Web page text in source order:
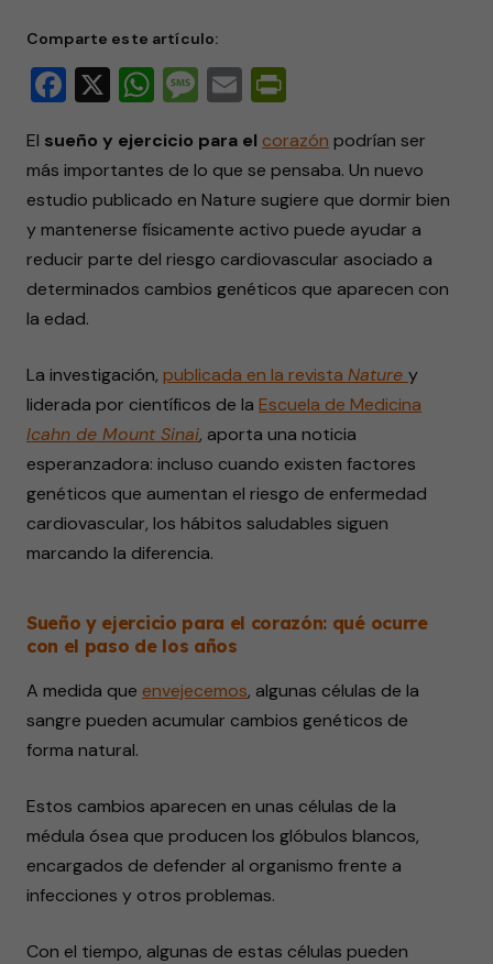
Comparte este artículo:
Facebook
X WhatsApp
Message
Email
El sueño y ejercicio para el corazón podrían ser
más importantes de lo que se pensaba. Un nuevo
estudio publicado en Nature sugiere que dormir bien
y mantenerse físicamente activo puede ayudar a
reducir parte del riesgo cardiovascular asociado a
determinados cambios genéticos que aparecen con
la edad.
La investigación, publicada en la revista Nature y
liderada por científicos de la Escuela de Medicina
Icahn de Mount Sinai, aporta una noticia
esperanzadora: incluso cuando existen factores
genéticos que aumentan el riesgo de enfermedad
cardiovascular, los hábitos saludables siguen
marcando la diferencia.
Sueño y ejercicio para el corazón: qué ocurre
con el paso de los años
A medida que envejecemos, algunas células de la
sangre pueden acumular cambios genéticos de
forma natural.
Estos cambios aparecen en unas células de la
médula ósea que producen los glóbulos blancos,
encargados de defender al organismo frente a
infecciones y otros problemas.
Con el tiempo, algunas de estas células pueden